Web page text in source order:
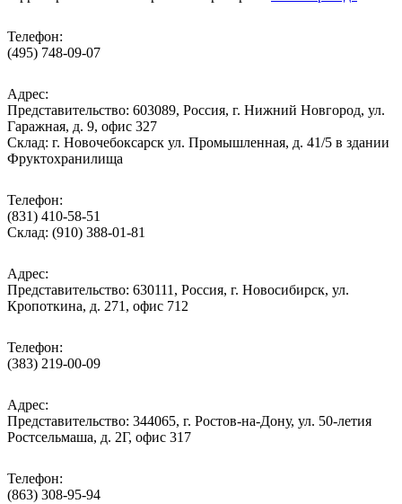
Телефон:
(495) 748-09-07
Адрес:
Представительство: 603089, Россия, г. Нижний Новгород, ул.
Гаражная, д. 9, офис 327
Склад: г. Новочебоксарск ул. Промышленная, д. 41/5 в здании
Фруктохранилища
Телефон:
(831) 410-58-51
Склад: (910) 388-01-81
Адрес:
Представительство: 630111, Россия, г. Новосибирск, ул.
Кропоткина, д. 271, офис 712
Телефон:
(383) 219-00-09
Адрес:
Представительство: 344065, г. Ростов-на-Дону, ул. 50-летия
Ростсельмаша, д. 2Г, офис 317
Телефон:
(863) 308-95-94